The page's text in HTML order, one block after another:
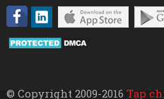
© Copyright 2009-2016 Tạp